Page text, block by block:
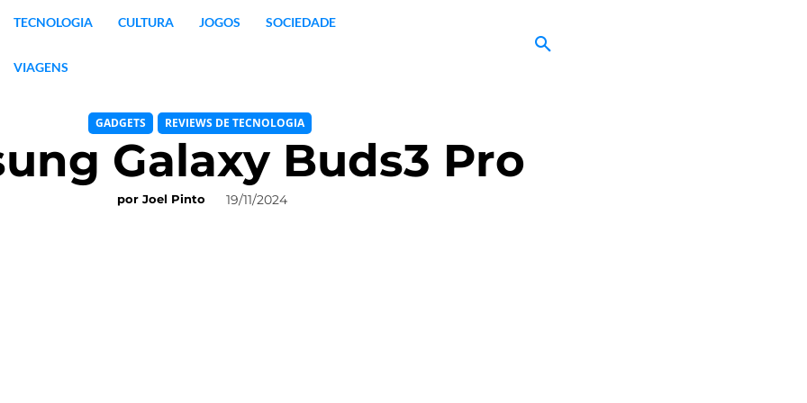
TECNOLOGIA CULTURA JOGOS SOCIEDADE
VIAGENS
GADGETS REVIEWS DE TECNOLOGIA
Galaxy Buds3 Pro
por Joel Pinto 19/11/2024